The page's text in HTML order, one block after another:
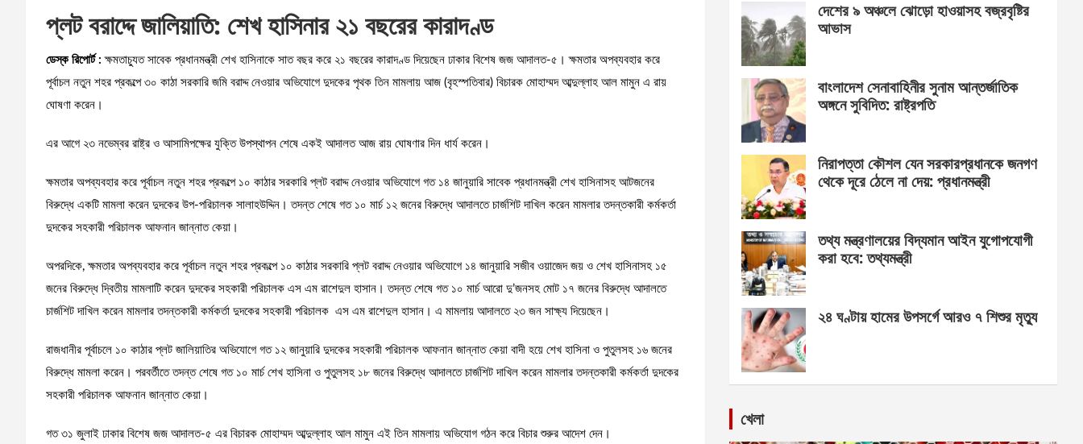
প্লট বরাদ্দে জালিয়াতি: শেখ হাসিনার ২১ বছরের কারাদণ্ড
ডেস্ক রিপোর্ট : ক্ষমতাচ্যুত সাবেক প্রধানমন্ত্রী শেখ হাসিনাকে সাত বছর করে ২১ বছরের কারাদণ্ড দিয়েছেন ঢাকার বিশেষ জজ আদালত-৫। ‎‎‎‎‎‎‎‎‎‎‎‎‎‎‎‎‎‎‎‎‎‎‎‎‎‎‎‎‎‎‎‎‎‎‎‎‎‎‎‎‎‎‎‎‎‎‎‎‎‎‎‎‎‎‎‎‎ক্ষমতার অপব্যবহার করে
পূর্বাচল নতুন শহর প্রকল্পে ৩০ কাঠা সরকারি জমি বরাদ্দ নেওয়ার অভিযোগে দুদকের পৃথক তিন মামলায় আজ (বৃহস্পতিবার) বিচারক মোহাম্মদ আব্দুল্লাহ আল মামুন এ রায়
ঘোষণা করেন।
এর আগে ২৩ নভেম্বর রাষ্ট্র ও আসামিপক্ষের যুক্তি উপস্থাপন শেষে একই আদালত আজ রায় ঘোষণার দিন ধার্য করেন।
ক্ষমতার অপব্যবহার করে পূর্বাচল নতুন শহর প্রকল্পে ১০ কাঠার সরকারি প্লট বরাদ্দ নেওয়ার অভিযোগে গত ১৪ জানুয়ারি সাবেক প্রধানমন্ত্রী শেখ হাসিনাসহ আটজনের
বিরুদ্ধে একটি মামলা করেন দুদকের উপ-পরিচালক সালাহউদ্দিন। তদন্ত শেষে গত ১০ মার্চ ১২ জনের বিরুদ্ধে আদালতে চার্জশিট দাখিল করেন মামলার তদন্তকারী কর্মকর্তা
দুদকের সহকারী পরিচালক আফনান জান্নাত কেয়া।
অপরদিকে, ক্ষমতার অপব্যবহার করে পূর্বাচল নতুন শহর প্রকল্পে ১০ কাঠার সরকারি প্লট বরাদ্দ নেওয়ার অভিযোগে ১৪ জানুয়ারি সজীব ওয়াজেদ জয় ও শেখ হাসিনাসহ ১৫
জনের বিরুদ্ধে দ্বিতীয় মামলাটি করেন দুদকের সহকারী পরিচালক এস এম রাশেদুল হাসান। তদন্ত শেষে গত ১০ মার্চ আরো দু’জনসহ মোট ১৭ জনের বিরুদ্ধে আদালতে
চার্জশিট দাখিল করেন মামলার তদন্তকারী কর্মকর্তা দুদকের সহকারী পরিচালক এস এম রাশেদুল হাসান। এ মামলায় আদালতে ২৩ জন সাক্ষ্য দিয়েছেন।
রাজধানীর পূর্বাচলে ১০ কাঠার প্লট জালিয়াতির অভিযোগে গত ১২ জানুয়ারি দুদকের সহকারী পরিচালক আফনান জান্নাত কেয়া বাদী হয়ে শেখ হাসিনা ও পুতুলসহ ১৬ জনের
বিরুদ্ধে মামলা করেন। পরবর্তীতে তদন্ত শেষে গত ১০ মার্চ শেখ হাসিনা ও পুতুলসহ ১৮ জনের বিরুদ্ধে আদালতে চার্জশিট দাখিল করেন মামলার তদন্তকারী কর্মকর্তা দুদকের
সহকারী পরিচালক আফনান জান্নাত কেয়া।
গত ৩১ জুলাই ঢাকার বিশেষ জজ আদালত-৫ এর বিচারক মোহাম্মদ আব্দুল্লাহ আল মামুন এই তিন মামলায় অভিযোগ গঠন করে বিচার শুরুর আদেশ দেন।
দেশের ৯ অঞ্চলে ঝোড়ো হাওয়াসহ বজ্রবৃষ্টির
আভাস
বাংলাদেশ সেনাবাহিনীর সুনাম আন্তর্জাতিক
অঙ্গনে সুবিদিত: রাষ্ট্রপতি
নিরাপত্তা কৌশল যেন সরকারপ্রধানকে জনগণ
থেকে দূরে ঠেলে না দেয়: প্রধানমন্ত্রী
তথ্য মন্ত্রণালয়ের বিদ্যমান আইন যুগোপযোগী
করা হবে: তথ্যমন্ত্রী
২৪ ঘণ্টায় হামের উপসর্গে আরও ৭ শিশুর মৃত্যু
খেলা